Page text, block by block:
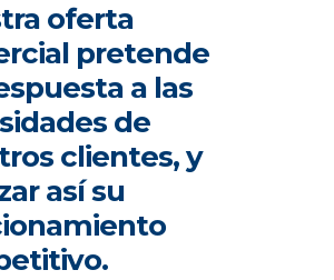
oferta
pretende
a las
de
clientes, y
así su